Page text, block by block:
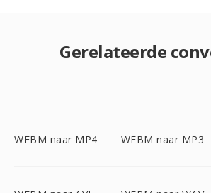
Gerelateerde
WEBM naar MP4 WEBM naar MP3